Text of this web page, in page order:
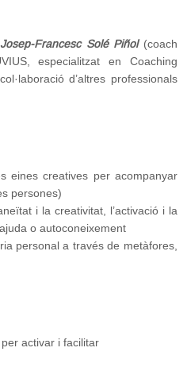
Josep-Francesc Solé Piñol (coach
especialitzat en Coaching
d’altres professionals
eines creatives per acompanyar
persones)
i la creativitat, l’activació i la
o autoconeixement
personal a través de metàfores,
activar i facilitar